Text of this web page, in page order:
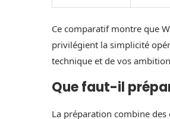
Ce comparatif montre que
privilégient la simplicité
technique et de vos
Que faut-il
La préparation combine